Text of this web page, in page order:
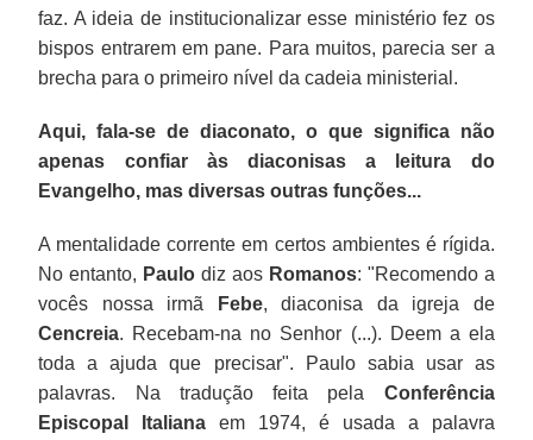
faz. A ideia de institucionalizar esse ministério fez os
bispos entrarem em pane. Para muitos, parecia ser a
brecha para o primeiro nível da cadeia ministerial.
Aqui, fala-se de diaconato, o que significa não
apenas confiar às diaconisas a leitura do
Evangelho, mas diversas outras funções...
A mentalidade corrente em certos ambientes é rígida.
No entanto, Paulo diz aos Romanos: "Recomendo a
vocês nossa irmã
Febe, diaconisa da igreja de
Cencreia. Recebam-na no Senhor (...). Deem a ela
toda a ajuda que precisar". Paulo sabia usar as
palavras. Na tradução feita pela Conferência
Episcopal Italiana em 1974, é usada a palavra